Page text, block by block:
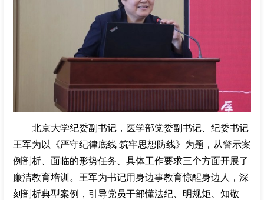
北京大学纪委副书记，医学部党委副书记、纪委书记
王军为以《严守纪律底线 筑牢思想防线》为题，从警示案
例剖析、面临的形势任务、具体工作要求三个方面开展了
廉洁教育培训。王军为书记用身边事教育惊醒身边人，深
刻剖析典型案例，引导党员干部懂法纪、明规矩、知敬